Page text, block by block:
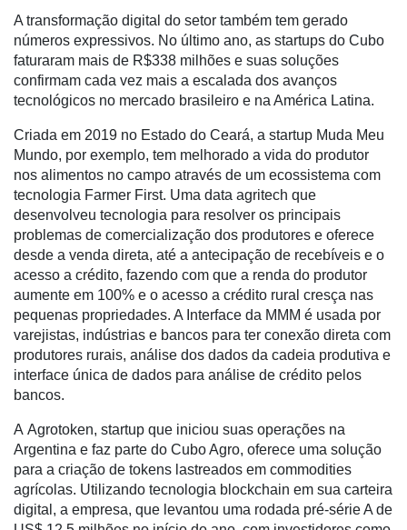
CHB
A transformação digital do setor também tem gerado
números expressivos. No último ano, as startups do Cubo
faturaram mais de R$338 milhões e suas soluções
confirmam cada vez mais a escalada dos avanços
tecnológicos no mercado brasileiro e na América Latina.
Criada em 2019 no Estado do Ceará, a startup Muda Meu
Mundo, por exemplo, tem melhorado a vida do produtor
nos alimentos no campo através de um ecossistema com
tecnologia Farmer First. Uma data agritech que
desenvolveu tecnologia para resolver os principais
problemas de comercialização dos produtores e oferece
desde a venda direta, até a antecipação de recebíveis e o
acesso a crédito, fazendo com que a renda do produtor
aumente em 100% e o acesso a crédito rural cresça nas
pequenas propriedades. A Interface da MMM é usada por
varejistas, indústrias e bancos para ter conexão direta com
produtores rurais, análise dos dados da cadeia produtiva e
interface única de dados para análise de crédito pelos
bancos.
A Agrotoken, startup que iniciou suas operações na
Argentina e faz parte do Cubo Agro, oferece uma solução
para a criação de tokens lastreados em commodities
agrícolas. Utilizando tecnologia blockchain em sua carteira
digital, a empresa, que levantou uma rodada pré-série A de